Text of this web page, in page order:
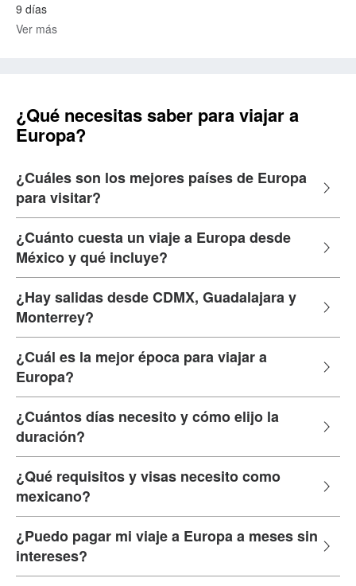
9 días
Ver más
¿Qué necesitas saber para viajar a
Europa?
¿Cuáles son los mejores países de Europa
para visitar?
¿Cuánto cuesta un viaje a Europa desde
México y qué incluye?
¿Hay salidas desde CDMX, Guadalajara y
Monterrey?
¿Cuál es la mejor época para viajar a
Europa?
¿Cuántos días necesito y cómo elijo la
duración?
¿Qué requisitos y visas necesito como
mexicano?
¿Puedo pagar mi viaje a Europa a meses sin
intereses?